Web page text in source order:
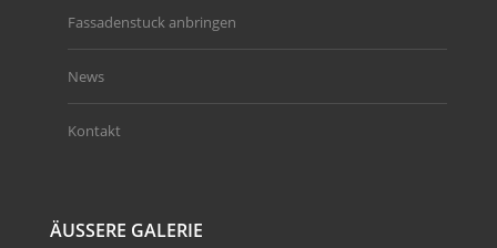
Fassadenstuck anbringen
News
Kontakt
ÄUSSERE GALERIE